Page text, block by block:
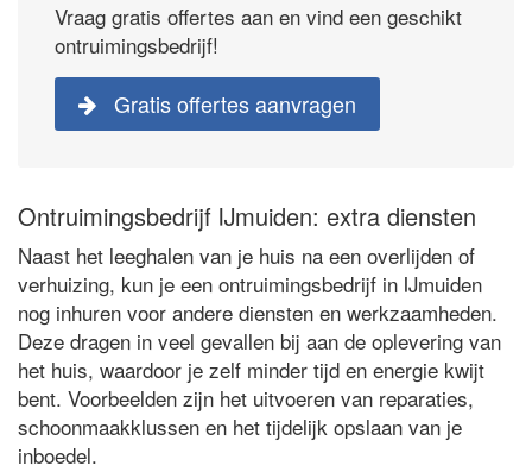
Vraag gratis offertes aan en vind een geschikt
ontruimingsbedrijf!
Gratis offertes aanvragen
Ontruimingsbedrijf IJmuiden: extra diensten
Naast het leeghalen van je huis na een overlijden of
verhuizing, kun je een ontruimingsbedrijf in IJmuiden
nog inhuren voor andere diensten en werkzaamheden.
Deze dragen in veel gevallen bij aan de oplevering van
het huis, waardoor je zelf minder tijd en energie kwijt
bent. Voorbeelden zijn het uitvoeren van reparaties,
schoonmaakklussen en het tijdelijk opslaan van je
inboedel.